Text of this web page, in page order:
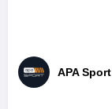
APA Sport